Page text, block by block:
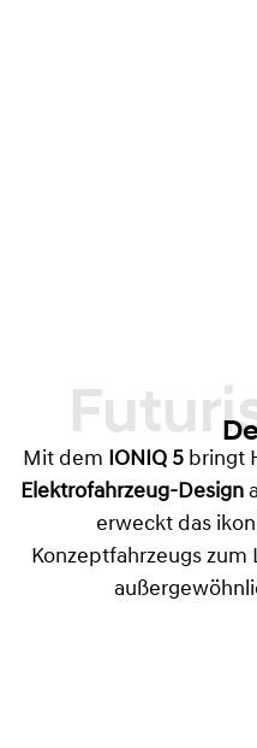
Mit dem IONIQ 5bringt
Elektrofahrzeug-Design
erweckt das
Konzeptfahrzeugs